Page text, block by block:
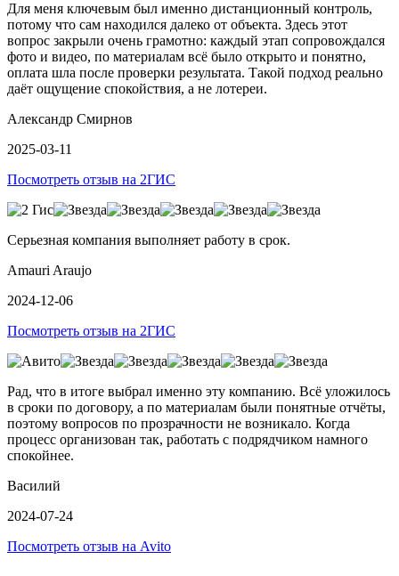
Для меня ключевым был именно дистанционный контроль,
потому что сам находился далеко от объекта. Здесь этот
вопрос закрыли очень грамотно: каждый этап сопровождался
фото и видео, по материалам всё было открыто и понятно,
оплата шла после проверки результата. Такой подход реально
даёт ощущение спокойствия, а не лотереи.
Александр Смирнов
2025-03-11
Посмотреть отзыв на 2ГИС
Серьезная компания выполняет работу в срок.
Amauri Araujo
2024-12-06
Посмотреть отзыв на 2ГИС
Рад, что в итоге выбрал именно эту компанию. Всё уложилось
в сроки по договору, а по материалам были понятные отчёты,
поэтому вопросов по прозрачности не возникало. Когда
процесс организован так, работать с подрядчиком намного
спокойнее.
Василий
2024-07-24
Посмотреть отзыв на Avito